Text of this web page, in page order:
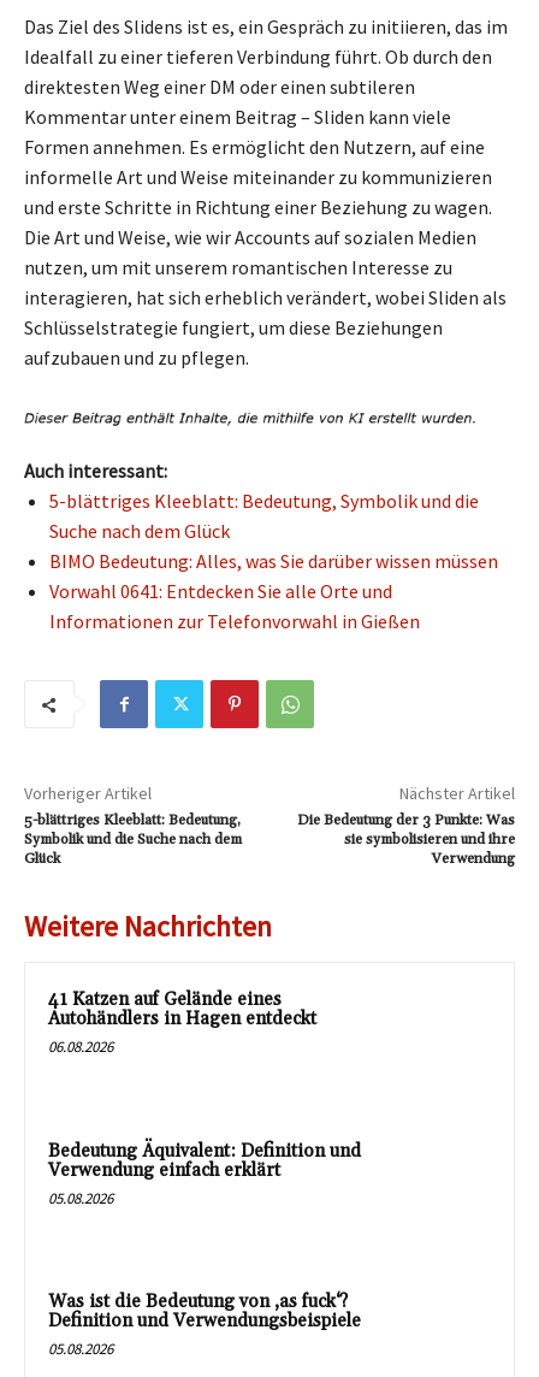
Das Ziel des Slidens ist es, ein Gespräch zu initiieren, das im
Idealfall zu einer tieferen Verbindung führt. Ob durch den
direktesten Weg einer DM oder einen subtileren
Kommentar unter einem Beitrag – Sliden kann viele
Formen annehmen. Es ermöglicht den Nutzern, auf eine
informelle Art und Weise miteinander zu kommunizieren
und erste Schritte in Richtung einer Beziehung zu wagen.
Die Art und Weise, wie wir Accounts auf sozialen Medien
nutzen, um mit unserem romantischen Interesse zu
interagieren, hat sich erheblich verändert, wobei Sliden als
Schlüsselstrategie fungiert, um diese Beziehungen
aufzubauen und zu pflegen.
Auch interessant:
5-blättriges Kleeblatt: Bedeutung, Symbolik und die
Suche nach dem Glück
BIMO Bedeutung: Alles, was Sie darüber wissen müssen
Vorwahl 0641: Entdecken Sie alle Orte und
Informationen zur Telefonvorwahl in Gießen
Vorheriger Artikel
5-blättriges Kleeblatt: Bedeutung,
Symbolik und die Suche nach dem
Glück
Nächster Artikel
Die Bedeutung der 3 Punkte: Was
sie symbolisieren und ihre
Verwendung
Weitere Nachrichten
41 Katzen auf Gelände eines
Autohändlers in Hagen entdeckt
06.08.2026
Bedeutung Äquivalent: Definition und
Verwendung einfach erklärt
05.08.2026
Was ist die Bedeutung von ‚as fuck‘?
Definition und Verwendungsbeispiele
05.08.2026